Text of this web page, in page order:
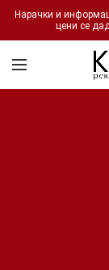
Нарачки и
цени се